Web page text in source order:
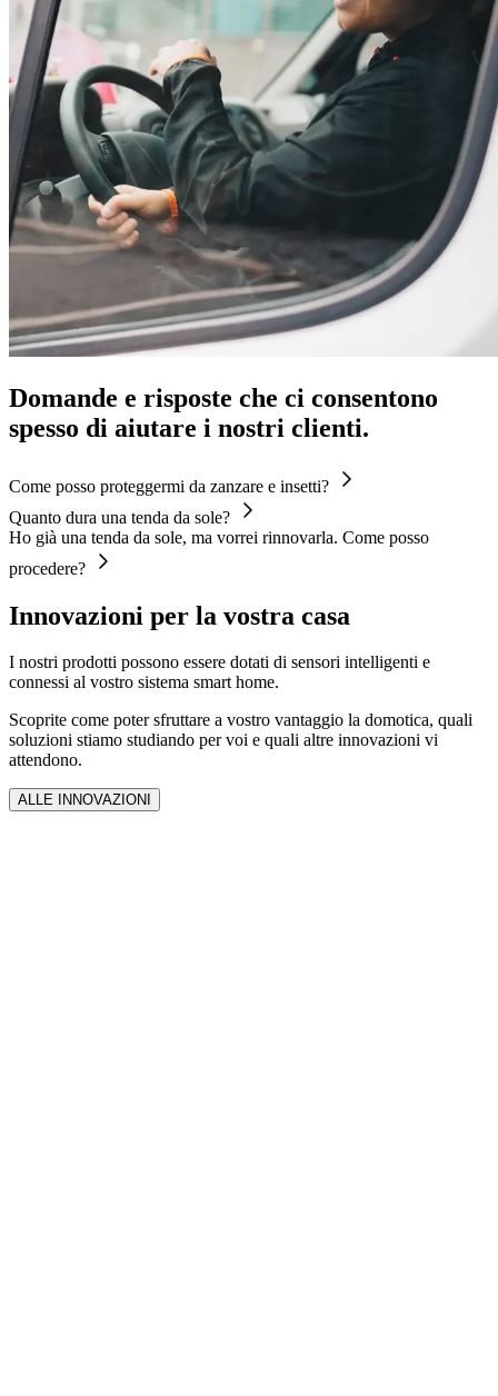
Domande e risposte che ci consentono
spesso di aiutare i nostri clienti.
Come posso proteggermi da zanzare e insetti?
Quanto dura una tenda da sole?
Ho già una tenda da sole, ma vorrei rinnovarla. Come posso
procedere?
Innovazioni per la vostra casa
I nostri prodotti possono essere dotati di sensori intelligenti e
connessi al vostro sistema smart home.
Scoprite come poter sfruttare a vostro vantaggio la domotica, quali
soluzioni stiamo studiando per voi e quali altre innovazioni vi
attendono.
ALLE INNOVAZIONI